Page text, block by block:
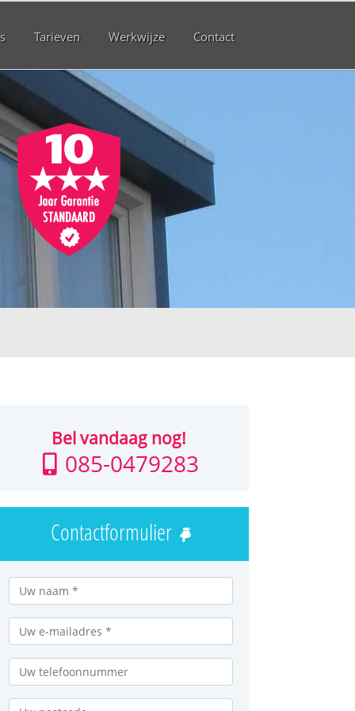
Tarieven Werkwijze Contact
Bel vandaag nog!
085-0479283
Contactformulier